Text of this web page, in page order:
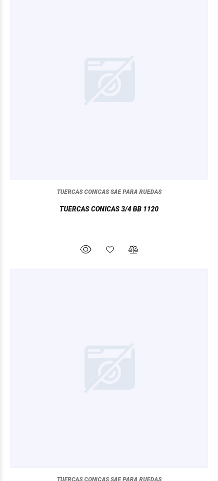
TUERCAS CONICAS SAE PARA RUEDAS
TUERCAS CONICAS 3/4 BB 1120
TUERCAS CONICAS SAE PARA RUEDAS